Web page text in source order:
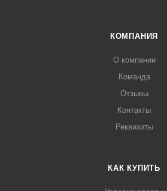
КОМПАНИЯ
О компании
Команда
Отзывы
Контакты
Реквизиты
КАК КУПИТЬ